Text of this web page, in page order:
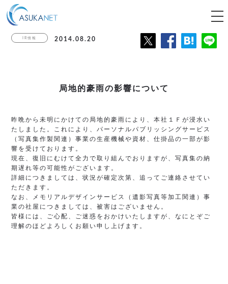
IR情報 2014.08.20
局地的豪雨の影響について
昨晩から未明にかけての局地的豪雨により、本社１Ｆが浸水い
たしました。これにより、パーソナルパブリッシングサービス
（写真集作製関連）事業の生産機械や資材、仕掛品の一部が影
響を受けております。
現在、復旧にむけて全力で取り組んでおりますが、写真集の納
期遅れ等の可能性がございます。
詳細につきましては、状況が確定次第、追ってご連絡させてい
ただきます。
なお、メモリアルデザインサービス（遺影写真等加工関連）事
業の社屋につきましては、被害はございません。
皆様には、ご心配、ご迷惑をおかけいたしますが、なにとぞご
理解のほどよろしくお願い申し上げます。